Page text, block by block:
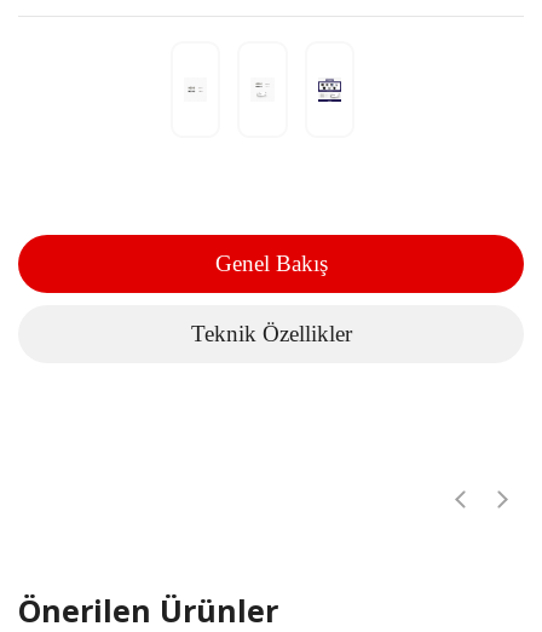
Genel Bakış
Teknik Özellikler
Önerilen Ürünler